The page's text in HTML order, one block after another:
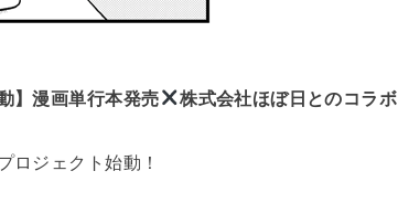
】漫画単行本発売
株式会社ほぼ日とのコラボ
ロジェクト始動！